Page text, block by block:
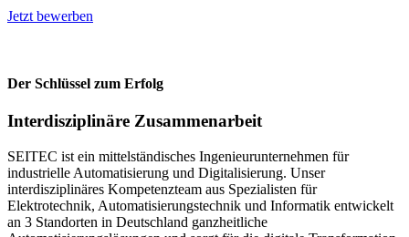
Jetzt bewerben
Der Schlüssel zum Erfolg
Interdisziplinäre Zusammenarbeit
SEITEC ist ein mittelständisches Ingenieurunternehmen für
industrielle Automatisierung und Digitalisierung. Unser
interdisziplinäres Kompetenzteam aus Spezialisten für
Elektrotechnik, Automatisierungstechnik und Informatik entwickelt
an 3 Standorten in Deutschland ganzheitliche